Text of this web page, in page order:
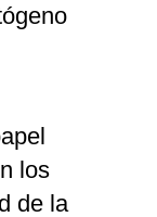
los
de la